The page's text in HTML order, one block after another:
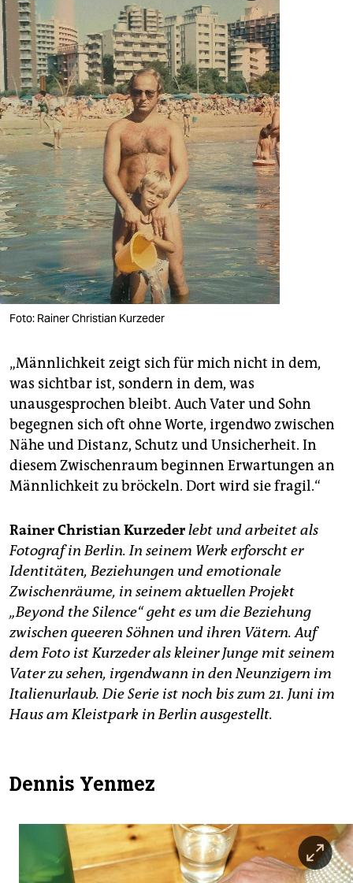
Foto: Rainer Christian Kurzeder
„Männlichkeit zeigt sich für mich nicht in dem,
was sichtbar ist, sondern in dem, was
unausgesprochen bleibt. Auch Vater und Sohn
begegnen sich oft ohne Worte, irgendwo zwischen
Nähe und Distanz, Schutz und Unsicherheit. In
diesem Zwischenraum beginnen Erwartungen an
Männlichkeit zu bröckeln. Dort wird sie fragil.“
Rainer Christian Kurzederlebt und arbeitet als
Fotograf in Berlin. In seinem Werk erforscht er
Identitäten, Beziehungen und emotionale
Zwischenräume, in seinem aktuellen Projekt
„Beyond the Silence“ geht es um die Beziehung
zwischen queeren Söhnen und ihren Vätern. Auf
dem Foto ist Kurzeder als kleiner Junge mit seinem
Vater zu sehen, irgendwann in den Neunzigern im
Italienurlaub. Die Serie ist noch bis zum 21. Juni im
Haus am Kleistpark in Berlin ausgestellt.
Dennis Yenmez